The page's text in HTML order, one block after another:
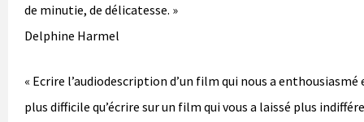
de minutie, de délicatesse. »
Delphine Harmel
« Ecrire l’audiodescription d’un film qui nous a
plus difficile qu’écrire sur un film qui vous a laissé plus